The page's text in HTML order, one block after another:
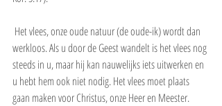
werkloos. Als u door de Geest wandelt is het vlees nog
steeds in u, maar hij kan nauwelijks iets uitwerken en
u hebt hem ook niet nodig. Het vlees moet plaats
gaan maken voor Christus, onze Heer en Meester.